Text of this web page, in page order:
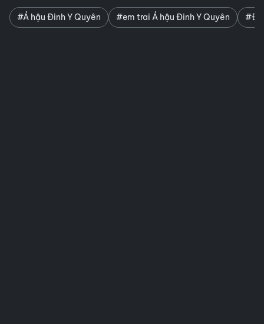
#Á hậu Đinh Y Quyên #em trai Á hậu Đinh Y Quyên